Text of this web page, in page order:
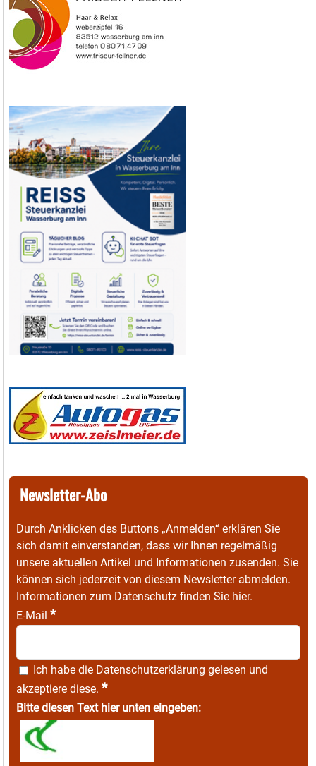
Newsletter-Abo
Durch Anklicken des Buttons „Anmelden“ erklären Sie
sich damit einverstanden, dass wir Ihnen regelmäßig
unsere aktuellen Artikel und Informationen zusenden. Sie
können sich jederzeit von diesem Newsletter abmelden.
Informationen zum Datenschutz finden Sie hier.
E-Mail *
Ich habe die Datenschutzerklärung gelesen und
akzeptiere diese. *
Bitte diesen Text hier unten eingeben: